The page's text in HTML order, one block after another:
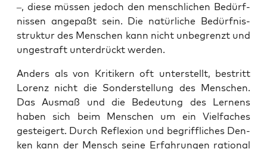
–, die­se müs­sen jedoch den mensch­li­chen Bedürf­
nis­sen ange­paßt sein. Die natür­li­che Bedürf­nis­
struk­tur des Men­schen kann nicht unbe­grenzt und
unge­straft unter­drückt werden.
Anders als von Kri­ti­kern oft unter­stellt, bestritt
Lorenz nicht die Son­der­stel­lung des Men­schen.
Das Aus­maß und die Bedeu­tung des Ler­nens
haben sich beim Men­schen um ein Viel­fa­ches
gestei­gert. Durch Refle­xi­on und begriff­li­ches Den­
ken kann der Mensch sei­ne Erfah­run­gen ratio­nal